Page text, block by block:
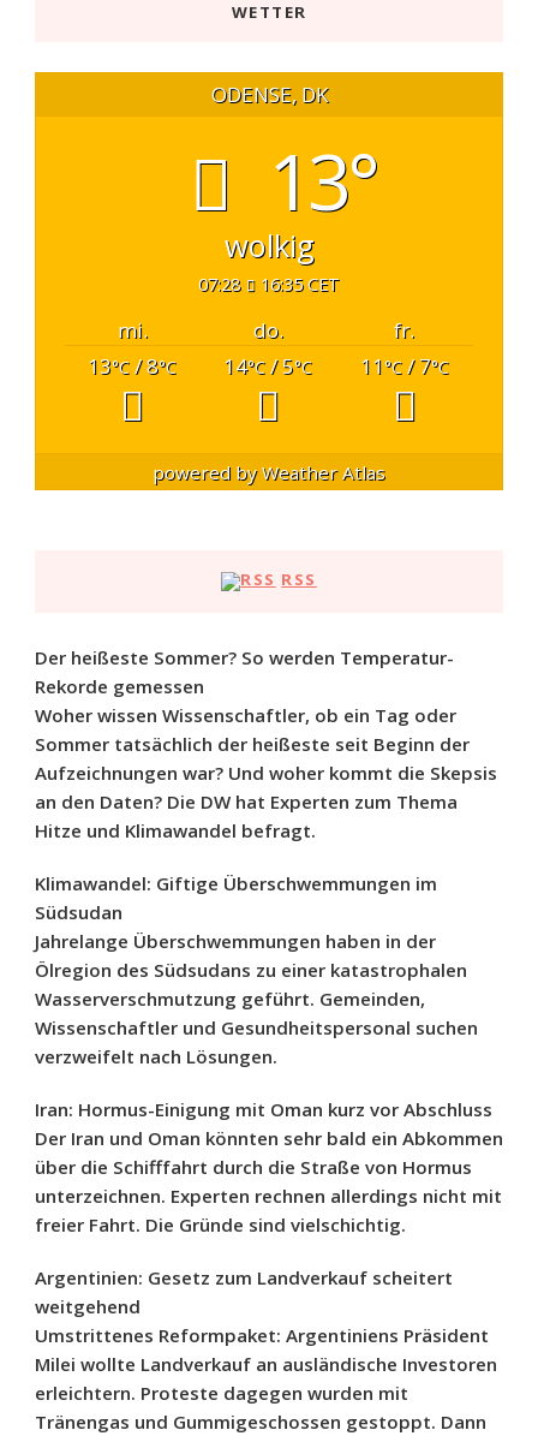
WETTER
ODENSE, DK
13°
wolkig
07:28 16:35 CET
mi. do.
fr.
13°C / 8°C 14°C / 5°C 11°C/ 7°C
powered byWeather Atlas
RSS
Der heißeste Sommer? So werden Temperatur-
Rekorde gemessen
Woher wissen Wissenschaftler, ob ein Tag oder
Sommer tatsächlich der heißeste seit Beginn der
Aufzeichnungen war? Und woher kommt die Skepsis
an den Daten? Die DW hat Experten zum Thema
Hitze und Klimawandel befragt.
Klimawandel: Giftige Überschwemmungen im
Südsudan
Jahrelange Überschwemmungen haben in der
Ölregion des Südsudans zu einer katastrophalen
Wasserverschmutzung geführt. Gemeinden,
Wissenschaftler und Gesundheitspersonal suchen
verzweifelt nach Lösungen.
Iran: Hormus-Einigung mit Oman kurz vor Abschluss
Der Iran und Oman könnten sehr bald ein Abkommen
über die Schifffahrt durch die Straße von Hormus
unterzeichnen. Experten rechnen allerdings nicht mit
freier Fahrt. Die Gründe sind vielschichtig.
Argentinien: Gesetz zum Landverkauf scheitert
weitgehend
Umstrittenes Reformpaket: Argentiniens Präsident
Milei wollte Landverkauf an ausländische Investoren
erleichtern. Proteste dagegen wurden mit
Tränengas und Gummigeschossen gestoppt. Dann